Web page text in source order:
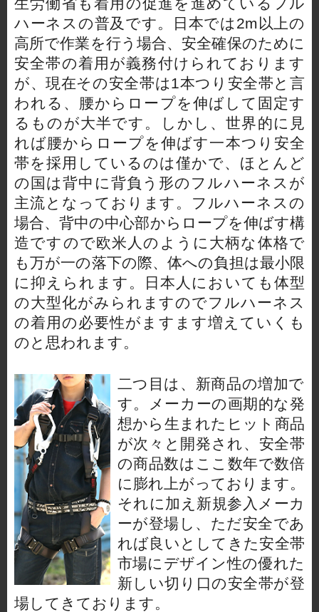
ハーネスの普及です。日本では2m以上の
高所で作業を行う場合、安全確保のために
安全帯の着用が義務付けられております
が、現在その安全帯は1本つり安全帯と言
われる、腰からロープを伸ばして固定す
るものが大半です。しかし、世界的に見
れば腰からロープを伸ばす一本つり安全
帯を採用しているのは僅かで、ほとんど
の国は背中に背負う形のフルハーネスが
主流となっております。フルハーネスの
場合、背中の中心部からロープを伸ばす構
造ですので欧米人のように大柄な体格で
も万が一の落下の際、体への負担は最小限
に抑えられます。日本人においても体型
の大型化がみられますのでフルハーネス
の着用の必要性がますます増えていくも
のと思われます。
二つ目は、新商品の増加で
す。メーカーの画期的な発
想から生まれたヒット商品
が次々と開発され、安全帯
の商品数はここ数年で数倍
に膨れ上がっております。
それに加え新規参入メーカ
ーが登場し、ただ安全であ
れば良いとしてきた安全帯
市場にデザイン性の優れた
新しい切り口の安全帯が登
場してきております。